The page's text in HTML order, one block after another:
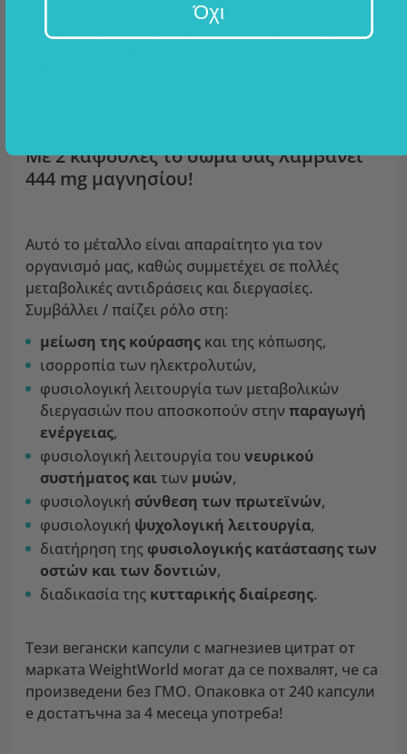
Αυξημένες ανάγκες σε μαγνήσιο παρουσιάζουν
Με 2 κάψουλες το σώμα σας λαμβάνει
444 mg μαγνησίου!
Αυτό το μέταλλο είναι απαραίτητο για τον
οργανισμό μας, καθώς συμμετέχει σε πολλές
μεταβολικές αντιδράσεις και διεργασίες.
Συμβάλλει / παίζει ρόλο στη:
μείωση της κούρασης και της κόπωσης,
ισορροπία των ηλεκτρολυτών,
φυσιολογική λειτουργία των μεταβολικών
διεργασιών που αποσκοπούν στην παραγωγή
ενέργειας,
φυσιολογική λειτουργία του νευρικού
συστήματος και των μυών,
φυσιολογική σύνθεση των πρωτεϊνών,
φυσιολογική ψυχολογική λειτουργία,
διατήρηση της φυσιολογικής κατάστασης των
οστών και των δοντιών,
διαδικασία της κυτταρικής διαίρεσης.
Тези вегански капсули с магнезиев цитрат от
марката WeightWorld могат да се похвалят, че са
произведени без ГМО. Опаковка от 240 капсули
е достатъчна за 4 месеца употреба!
Όχι